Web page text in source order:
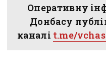
Оперативну
Донбасу
каналі t.me/